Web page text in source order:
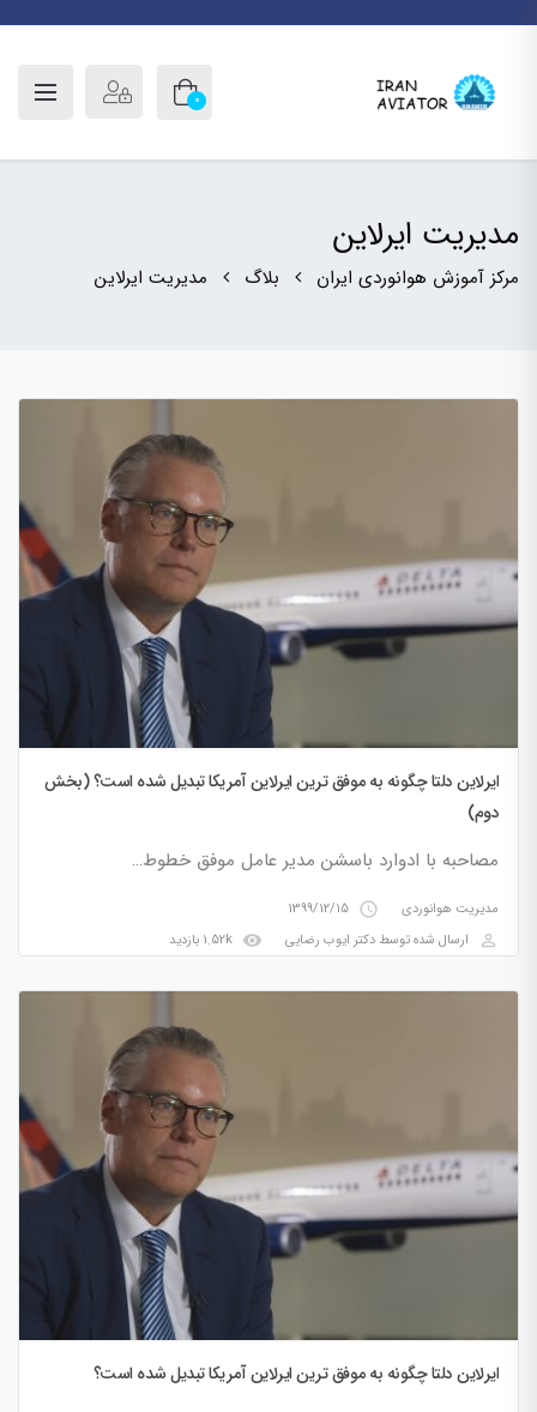
0
مدیریت ایرلاین
مرکز آموزش هوانوردی ایران بلاگ مدیریت ایرلاین
ایرلاین دلتا چگونه به موفق ترین ایرلاین آمریکا تبدیل شده است؟ (بخش
دوم)
مصاحبه با ادوارد باسشن مدیر عامل موفق خطوط…
مدیریت هوانوردی access_time
1399/12/15
perm_identity
ارسال شده توسط دکتر ایوب رضایی visibility
ایرلاین دلتا چگونه به موفق ترین ایرلاین آمریکا تبدیل شده است؟